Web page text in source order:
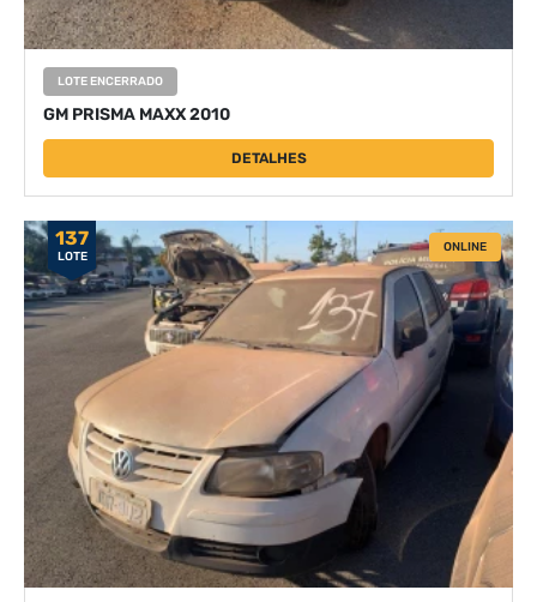
LOTE ENCERRADO
GM PRISMA MAXX 2010
DETALHES
137
LOTE
ONLINE